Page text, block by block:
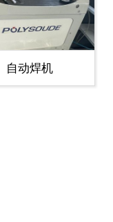
自动焊机